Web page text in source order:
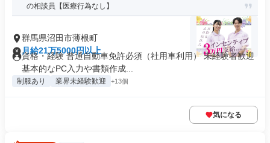
の相談員【医療行為なし】
群馬県沼田市薄根町
月給21万5000円以上
資格・経験 普通自動車免許必須（社用車利用） 未経験者歓迎
基本的なPC入力や書類作成...
制服あり 業界未経験歓迎 +13個
気になる